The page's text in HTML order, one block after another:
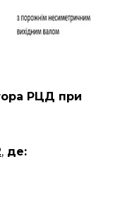
РЦД при
, де: